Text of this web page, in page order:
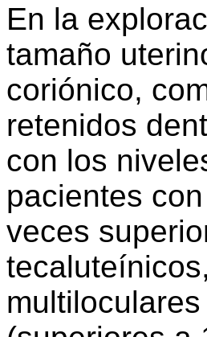
En la
tamaño
coriónico,
retenidos
con los
pacientes
veces